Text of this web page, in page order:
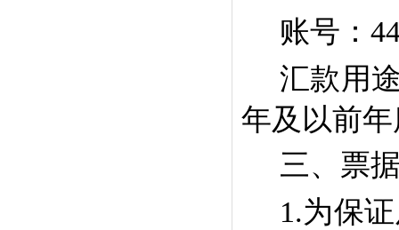
账号：
汇款用
年及以前
三、票
1.为保